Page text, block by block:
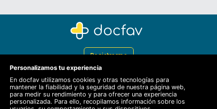
Registrarme
Docfav
Recursos
Personalizamos tu experiencia
En docfav utilizamos cookies y otras tecnologías para
mantener la fiabilidad y la seguridad de nuestra página web,
para medir su rendimiento y para ofrecer una experiencia
personalizada. Para ello, recopilamos información sobre los